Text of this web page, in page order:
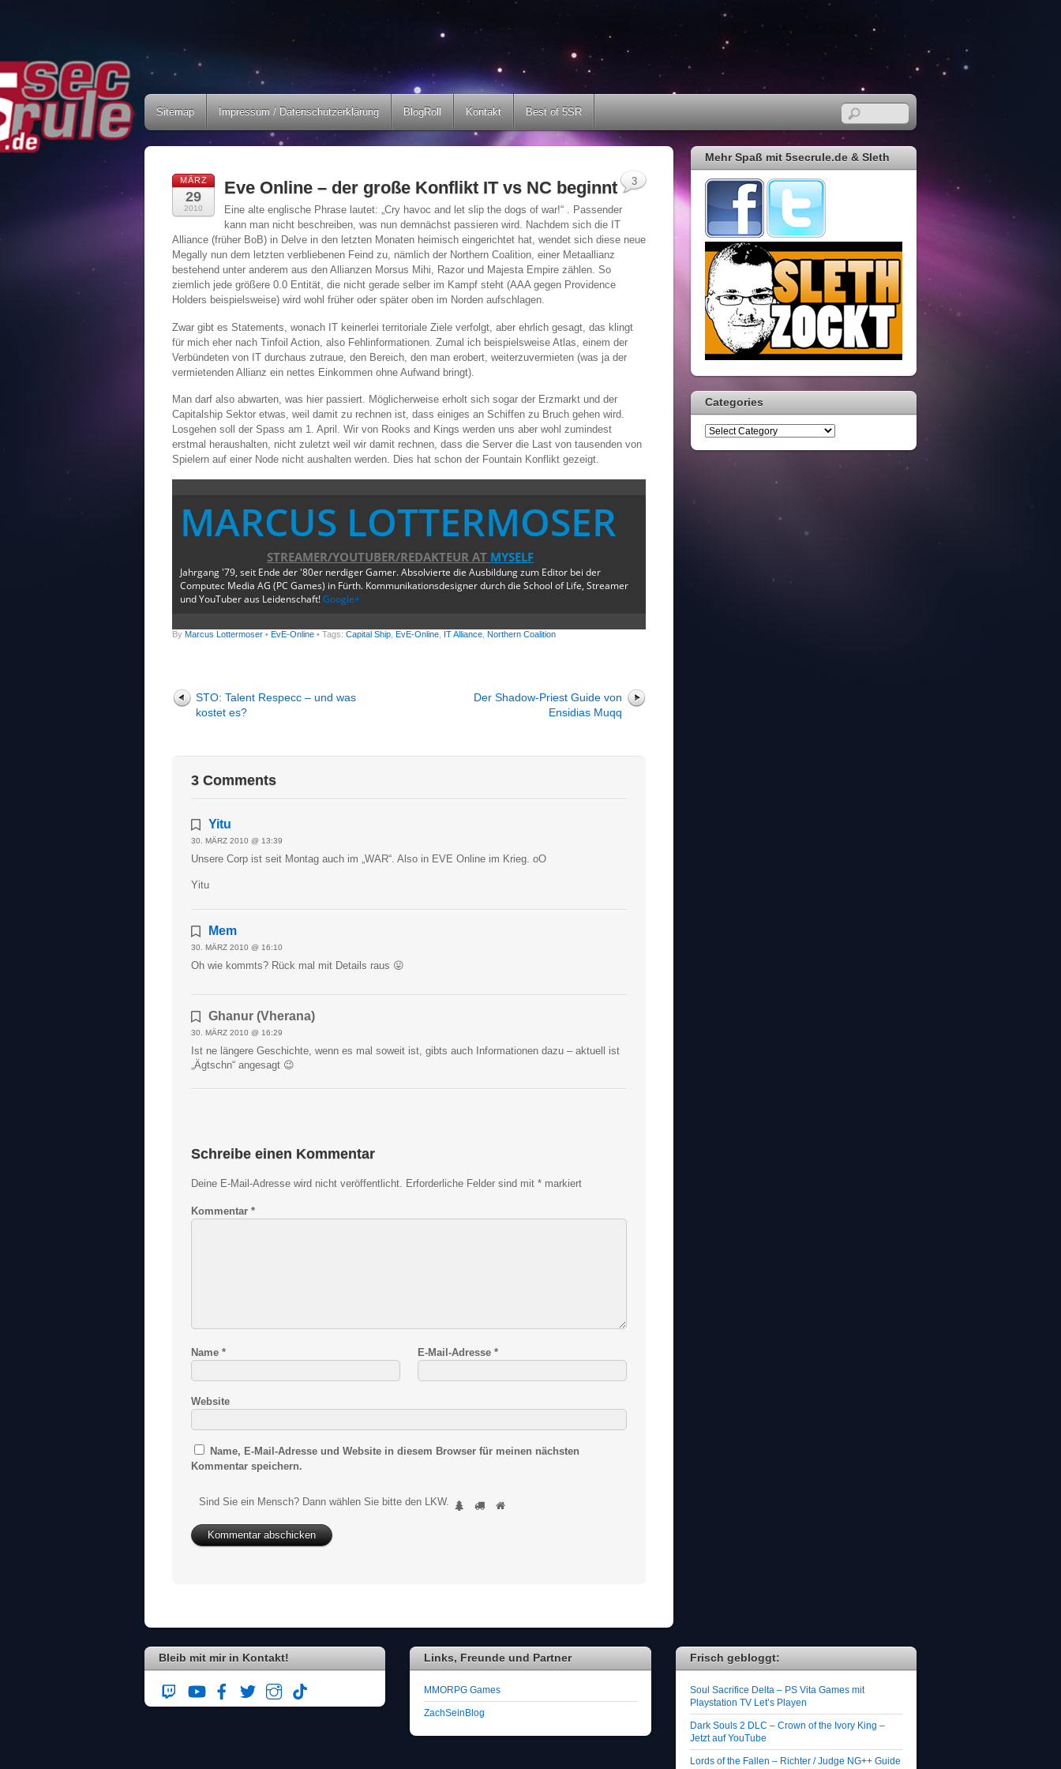
Sitemap Impressum / Datenschutzerklärung BlogRoll Kontakt Best of 5SR
MÄRZ
29
2010
Eve Online – der große Konflikt IT vs NC beginnt
Eine alte englische Phrase lautet: „Cry havoc and let slip the dogs of war!“ . Passender
kann man nicht beschreiben, was nun demnächst passieren wird. Nachdem sich die IT
Alliance (früher BoB) in Delve in den letzten Monaten heimisch eingerichtet hat, wendet sich diese neue
Megally nun dem letzten verbliebenen Feind zu, nämlich der Northern Coalition, einer Metaallianz
bestehend unter anderem aus den Allianzen Morsus Mihi, Razor und Majesta Empire zählen. So
ziemlich jede größere 0.0 Entität, die nicht gerade selber im Kampf steht (AAA gegen Providence
Holders beispielsweise) wird wohl früher oder später oben im Norden aufschlagen.
Zwar gibt es Statements, wonach IT keinerlei territoriale Ziele verfolgt, aber ehrlich gesagt, das klingt
für mich eher nach Tinfoil Action, also Fehlinformationen. Zumal ich beispielsweise Atlas, einem der
Verbündeten von IT durchaus zutraue, den Bereich, den man erobert, weiterzuvermieten (was ja der
vermietenden Allianz ein nettes Einkommen ohne Aufwand bringt).
Man darf also abwarten, was hier passiert. Möglicherweise erholt sich sogar der Erzmarkt und der
Capitalship Sektor etwas, weil damit zu rechnen ist, dass einiges an Schiffen zu Bruch gehen wird.
Losgehen soll der Spass am 1. April. Wir von Rooks and Kings werden uns aber wohl zumindest
erstmal heraushalten, nicht zuletzt weil wir damit rechnen, dass die Server die Last von tausenden von
Spielern auf einer Node nicht aushalten werden. Dies hat schon der Fountain Konflikt gezeigt.
MARCUS LOTTERMOSER
STREAMER/YOUTUBER/REDAKTEUR AT MYSELF
Jahrgang '79, seit Ende der '80er nerdiger Gamer. Absolvierte die Ausbildung zum Editor bei der
Computec Media AG (PC Games) in Fürth. Kommunikationsdesigner durch die School of Life, Streamer
und YouTuber aus Leidenschaft!Google+
By Marcus Lottermoser • EvE-Online
3
• Tags: Capital Ship EvE-Online IT Alliance Northern Coalition
STO: Talent Respecc – und was
kostet es?
Der Shadow-Priest Guide von
Ensidias Muqq
3 Comments
Yitu
30. MÄRZ 2010 @ 13:39
Unsere Corp ist seit Montag auch im „WAR“. Also in EVE Online im Krieg. oO
Yitu
Mem
30. MÄRZ 2010 @ 16:10
Oh wie kommts? Rück mal mit Details raus 😛
Ghanur (Vherana)
30. MÄRZ 2010 @ 16:29
Ist ne längere Geschichte, wenn es mal soweit ist, gibts auch Informationen dazu – aktuell ist
„Ägtschn“ angesagt 😉
Schreibe einen Kommentar
Deine E-Mail-Adresse wird nicht veröffentlicht. Erforderliche Felder sind mit * markiert
Kommentar *
Name * E-Mail-Adresse*
Website
Name, E-Mail-Adresse und Website in diesem Browser für meinen nächsten
Kommentar speichern.
Sind Sie ein Mensch? Dann wählen Sie bitte den LKW.
M
e
s
c
Mehr Spaß mit 5secrule.de & Sleth
Categories
Bleib mit mir in Kontakt! Links, Freunde und Partner
MMORPG Games
ZachSeinBlog
Frisch gebloggt:
Soul Sacrifice Delta – PS Vita Games mit
Playstation TV Let’s Playen
Dark Souls 2 DLC – Crown of the Ivory King –
Jetzt auf YouTube
Lords of the Fallen – Richter / Judge NG++ Guide